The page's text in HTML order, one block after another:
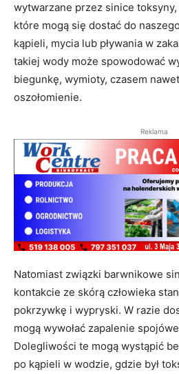
wytwarzane przez sinice
które mogą się dostać do
kąpieli, mycia lub pływania w
takiej wody może spowodować
biegunkę, wymioty, czasem
oszołomienie.
Reklama
Natomiast związki barwnikowe
kontakcie ze skórą człowieka
pokrzywkę i wypryski. W razie
mogą wywołać zapalenie
Dolegliwości te mogą wystąpić
po kąpieli w wodzie, gdzie był